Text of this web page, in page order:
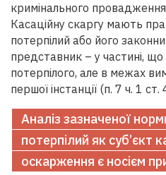
кримінального
Касаційну скаргу мають
потерпілий або його
представник – у частині, що
потерпілого, але в межах
першої інстанції (п. 7 ч. 1
Аналіз зазначеної
потерпілий як суб’єкт
оскарження є носієм